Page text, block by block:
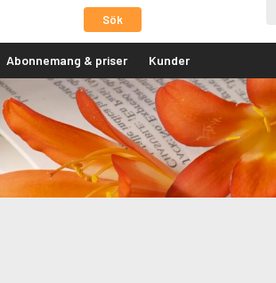
Sök
Abonnemang & priser Kunder